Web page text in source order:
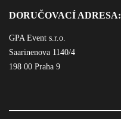
DORUČOVACÍ ADRESA:
GPA Event s.r.o.
Saarinenova 1140/4
198 00 Praha 9